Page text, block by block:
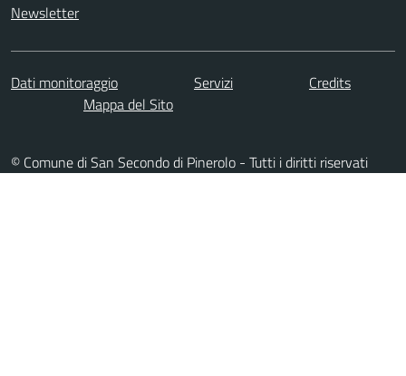
Newsletter
Dati monitoraggio Servizi
Credits
Mappa del Sito
© Comune di San Secondo di Pinerolo - Tutti i diritti riservati